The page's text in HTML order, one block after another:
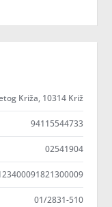
Križa, 10314 Križ
94115544733
02541904
01/2831-510